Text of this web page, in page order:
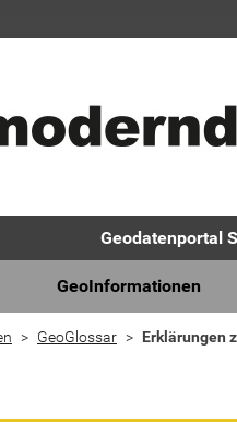
Geodatenportal
GeoInformationen
GeoGlossar Erklärungen